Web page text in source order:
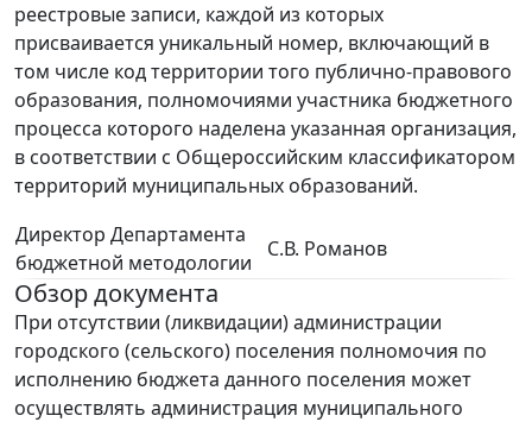
реестровые записи, каждой из которых
присваивается уникальный номер, включающий в
том числе код территории того публично-правового
образования, полномочиями участника бюджетного
процесса которого наделена указанная организация,
в соответствии с Общероссийским классификатором
территорий муниципальных образований.
Директор Департамента
бюджетной методологии
С.В. Романов
Обзор документа
При отсутствии (ликвидации) администрации
городского (сельского) поселения полномочия по
исполнению бюджета данного поселения может
осуществлять администрация муниципального